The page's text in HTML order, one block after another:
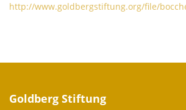
http://www.goldbergstiftung.org/file/
Goldberg Stiftung